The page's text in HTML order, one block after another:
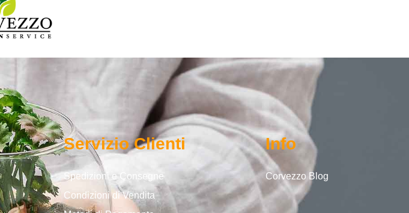
Servizio Clienti
Spedizioni e Consegne
Condizioni di Vendita
Info
Corvezzo Blog